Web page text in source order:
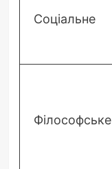
Соціальне
Філософське